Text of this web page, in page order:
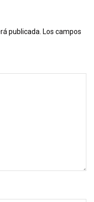
publicada. Los campos